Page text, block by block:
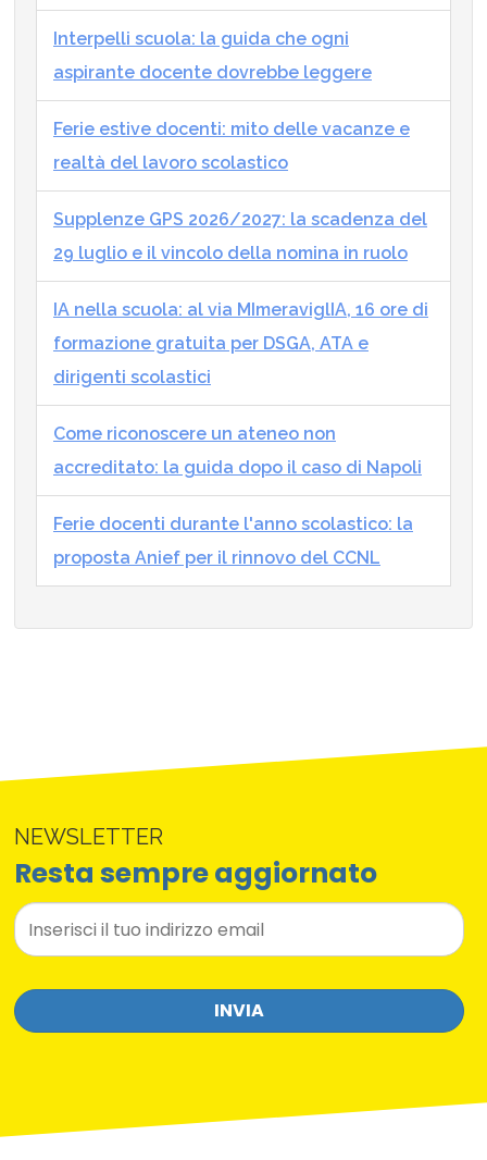
Interpelli scuola: la guida che ogni
aspirante docente dovrebbe leggere
Ferie estive docenti: mito delle vacanze e
realtà del lavoro scolastico
Supplenze GPS 2026/2027: la scadenza del
29 luglio e il vincolo della nomina in ruolo
IA nella scuola: al via MImeraviglIA, 16 ore di
formazione gratuita per DSGA, ATA e
dirigenti scolastici
Come riconoscere un ateneo non
accreditato: la guida dopo il caso di Napoli
Ferie docenti durante l'anno scolastico: la
proposta Anief per il rinnovo del CCNL
NEWSLETTER
Resta sempre aggiornato